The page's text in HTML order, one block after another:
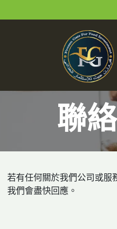
聯
若有任何關於我們公司或服
我們會盡快回應。